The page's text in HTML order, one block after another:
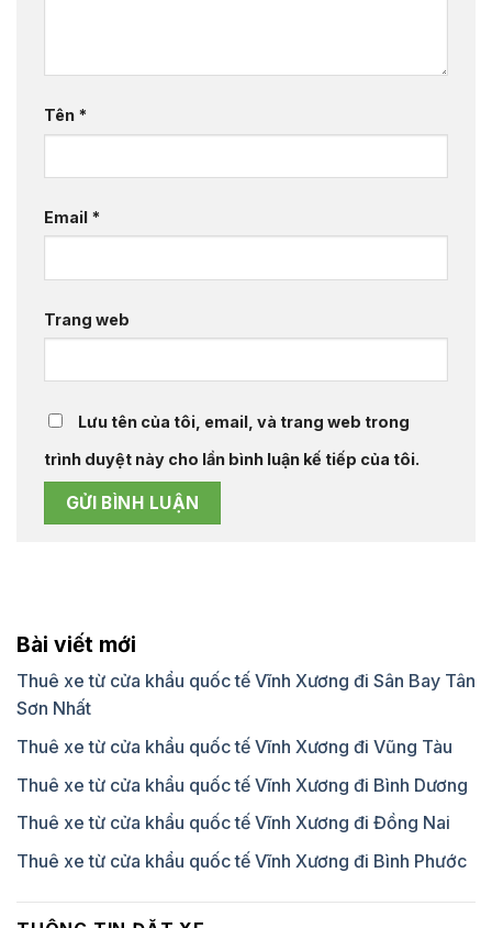
Tên *
Email *
Trang web
Lưu tên của tôi, email, và trang web trong
trình duyệt này cho lần bình luận kế tiếp của tôi.
Bài viết mới
Thuê xe từ cửa khẩu quốc tế Vĩnh Xương đi Sân Bay Tân
Sơn Nhất
Thuê xe từ cửa khẩu quốc tế Vĩnh Xương đi Vũng Tàu
Thuê xe từ cửa khẩu quốc tế Vĩnh Xương đi Bình Dương
Thuê xe từ cửa khẩu quốc tế Vĩnh Xương đi Đồng Nai
Thuê xe từ cửa khẩu quốc tế Vĩnh Xương đi Bình Phước